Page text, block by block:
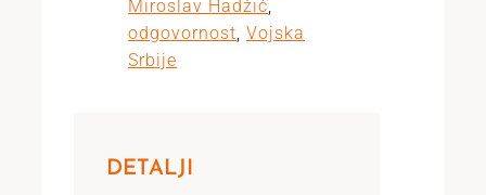
Miroslav Hadžić
odgovornost Vojska
Srbije
DETALJI